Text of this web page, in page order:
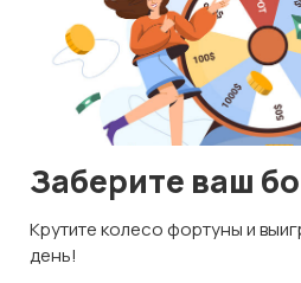
Магазины Блог
О нас
Служба поддержки
☕ Поддержать проект
ИНН 592109881601
Используем куки и
Это чтобы сайт работал лучше.
Заберите ваш
Крутите колесо фортуны и
день!